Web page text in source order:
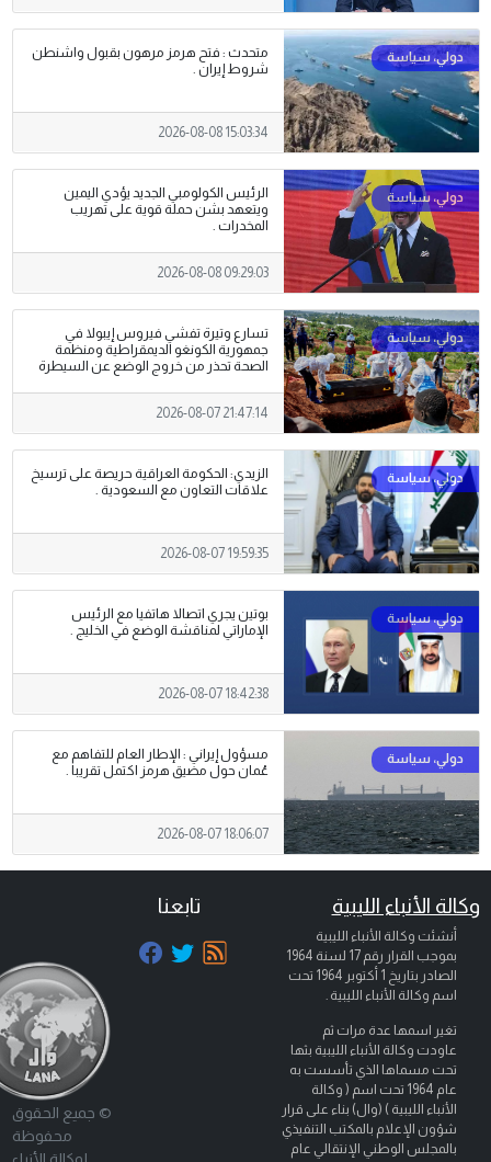
متحدث : فتح هرمز مرهون بقبول واشنطن
شروط إيران .
2026-08-08 15:03:34
الرئيس الكولومبي الجديد يؤدي اليمين
ويتعهد بشن حملة قوية على تهريب
‌المخدرات .
2026-08-08 09:29:03
تسارع وتيرة تفشي فيروس إيبولا في
جمهورية الكونغو الديمقراطية ومنظمة
الصحة تحذر من خروج الوضع عن السيطرة
2026-08-07 21:47:14
الزيدي: الحكومة العراقية حريصة على ترسيخ
علاقات التعاون مع السعودية .
2026-08-07 19:59:35
بوتين يجري اتصالا هاتفيا مع الرئيس
الإماراتي لمناقشة الوضع في الخليج .
2026-08-07 18:42:38
مسؤول إيراني : الإطار العام للتفاهم مع
عُمان حول مضيق هرمز اكتمل تقريبا .
2026-08-07 18:06:07
وكالة الأنباء الليبية
أنشئت وكالة الأنباء الليبية
بموجب القرار رقم 17 لسنة 1964
الصادر بتاريخ 1 أكتوبر 1964
تحت
اسم وكالة الأنباء الليبية .
تغير اسمها عدة مرات ثم
عاودت وكالة الأنباء الليبية بثها
تحت مسماها الذي تأسست به
عام 1964 تحت اسم ( وكالة
الأنباء الليبية ) (وال) بناء على قرار
شؤون الإعلام بالمكتب التنفيذي
بالمجلس الوطني الإنتقالي عام
تابعنا
© جميع الحقوق
محفوظة
لوكالة الأنباء